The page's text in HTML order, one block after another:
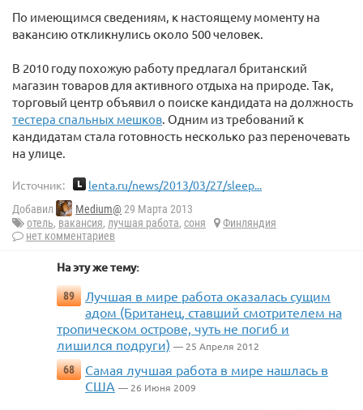
По имеющимся сведениям, к настоящему моменту на
вакансию откликнулись около 500 человек.
В 2010 году похожую работу предлагал британский
магазин товаров для активного отдыха на природе. Так,
торговый центр объявил о поиске кандидата на должность
тестера спальных мешков. Одним из требований к
кандидатам стала готовность несколько раз переночевать
на улице.
Источник: lenta.ru/news/2013/03/27/sleep...
Добавил Medium@ 29 Марта 2013
отель, вакансия, лучшая работа, соня
Финляндия
нет комментариев
На эту же тему:
89
Лучшая в мире работа оказалась сущим
адом (Британец, ставший смотрителем на
тропическом острове, чуть не погиб и
лишился подруги) — 25 Апреля 2012
68
Самая лучшая работа в мире нашлась в
США — 26 Июня 2009